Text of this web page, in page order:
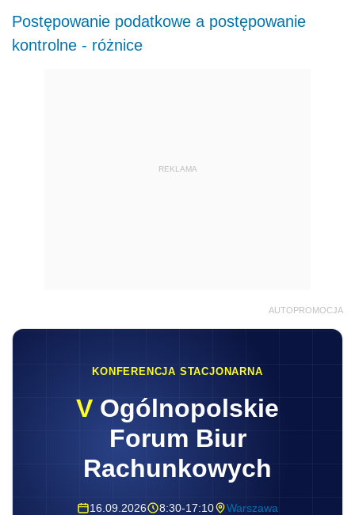
Postępowanie podatkowe a postępowanie
kontrolne - różnice
REKLAMA
AUTOPROMOCJA
KONFERENCJA STACJONARNA
V Ogólnopolskie
Forum Biur
Rachunkowych
16.09.2026 8:30-17:10 Warszawa